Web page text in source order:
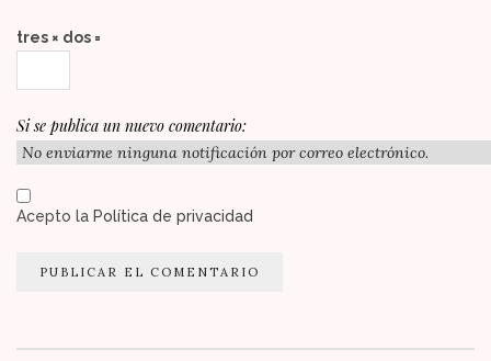
tres × dos =
Si se publica un nuevo comentario:
Acepto la Política de privacidad